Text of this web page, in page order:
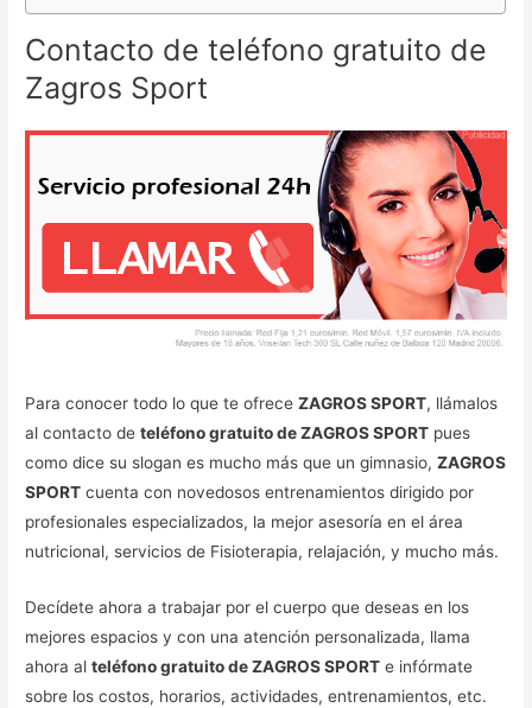
Contacto de teléfono gratuito de
Zagros Sport
Para conocer todo lo que te ofreceZAGROS SPORT, llámalos
al contacto deteléfono gratuito de ZAGROS SPORT pues
como dice su slogan es mucho más que un gimnasio,ZAGROS
SPORT cuenta con novedosos entrenamientos dirigido por
profesionales especializados, la mejor asesoría en el área
nutricional, servicios de Fisioterapia, relajación, y mucho más.
Decídete ahora a trabajar por el cuerpo que deseas en los
mejores espacios y con una atención personalizada, llama
ahora alteléfono gratuito de ZAGROS SPORT e infórmate
sobre los costos, horarios, actividades, entrenamientos, etc.